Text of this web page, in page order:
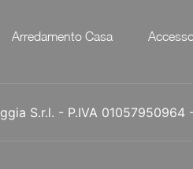
Arredamento Casa
S.r.l. - P.IVA 01057950964